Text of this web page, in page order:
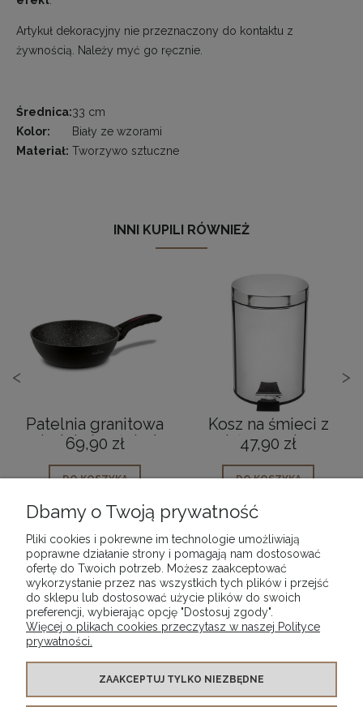
Artykuł dekoracyjny nie przeznaczony do kontaktu z
żywnością. Należy myć go ręcznie.
Średnica:33 cm
Kolor:
Biały ze wzorami
Materiał: Tworzywo sztuczne
INNI KUPILI RÓWNIEŻ
<
Patelnia granitowa
na indukcję głęboka
69,90 zł
DO KOSZYKA
Kosz na śmieci z
pedałem srebrny 3
47,90 zł
DO KOSZYKA
>
POMOC
MOJE KONTO
PŁATNOŚCI I DOSTAWA
Dbamy o Twoją prywatność
Pliki cookies i pokrewne im technologie umożliwiają
poprawne działanie strony i pomagają nam dostosować
ofertę do Twoich potrzeb. Możesz zaakceptować
wykorzystanie przez nas wszystkich tych plików i przejść
do sklepu lub dostosować użycie plików do swoich
preferencji, wybierając opcję "Dostosuj zgody".
Więcej o plikach cookies przeczytasz w naszej Polityce
prywatności.
ZAAKCEPTUJ TYLKO NIEZBĘDNE